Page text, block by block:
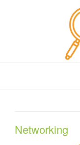
Networking